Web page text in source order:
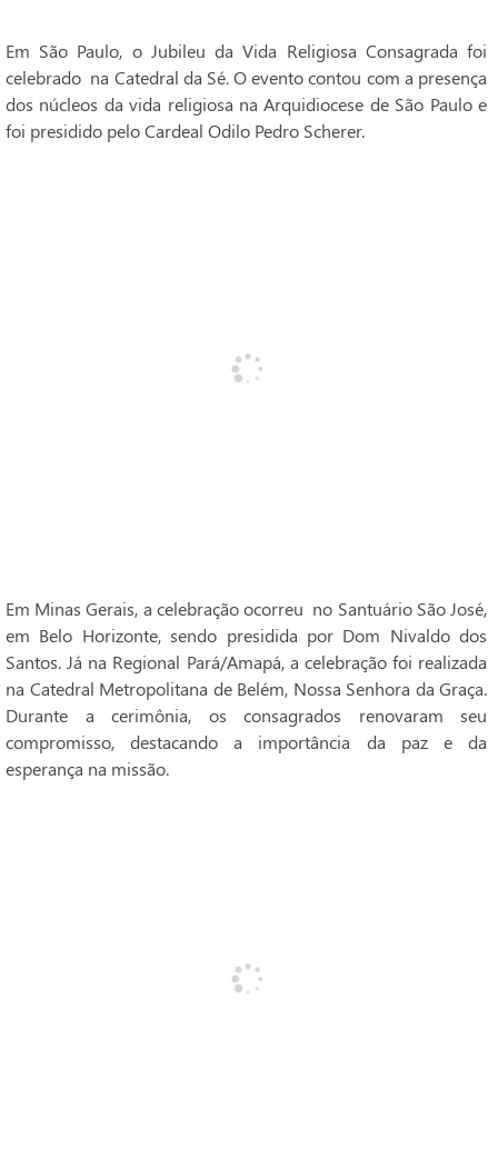
Em São Paulo, o Jubileu da Vida Religiosa Consagrada foi
celebrado na Catedral da Sé. O evento contou com a presença
dos núcleos da vida religiosa na Arquidiocese de São Paulo e
foi presidido pelo Cardeal Odilo Pedro Scherer.
Em Minas Gerais, a celebração ocorreu no Santuário São José,
em Belo Horizonte, sendo presidida por Dom Nivaldo dos
Santos. Já na Regional Pará/Amapá, a celebração foi realizada
na Catedral Metropolitana de Belém, Nossa Senhora da Graça.
Durante a cerimônia, os consagrados renovaram seu
compromisso, destacando a importância da paz e da
esperança na missão.